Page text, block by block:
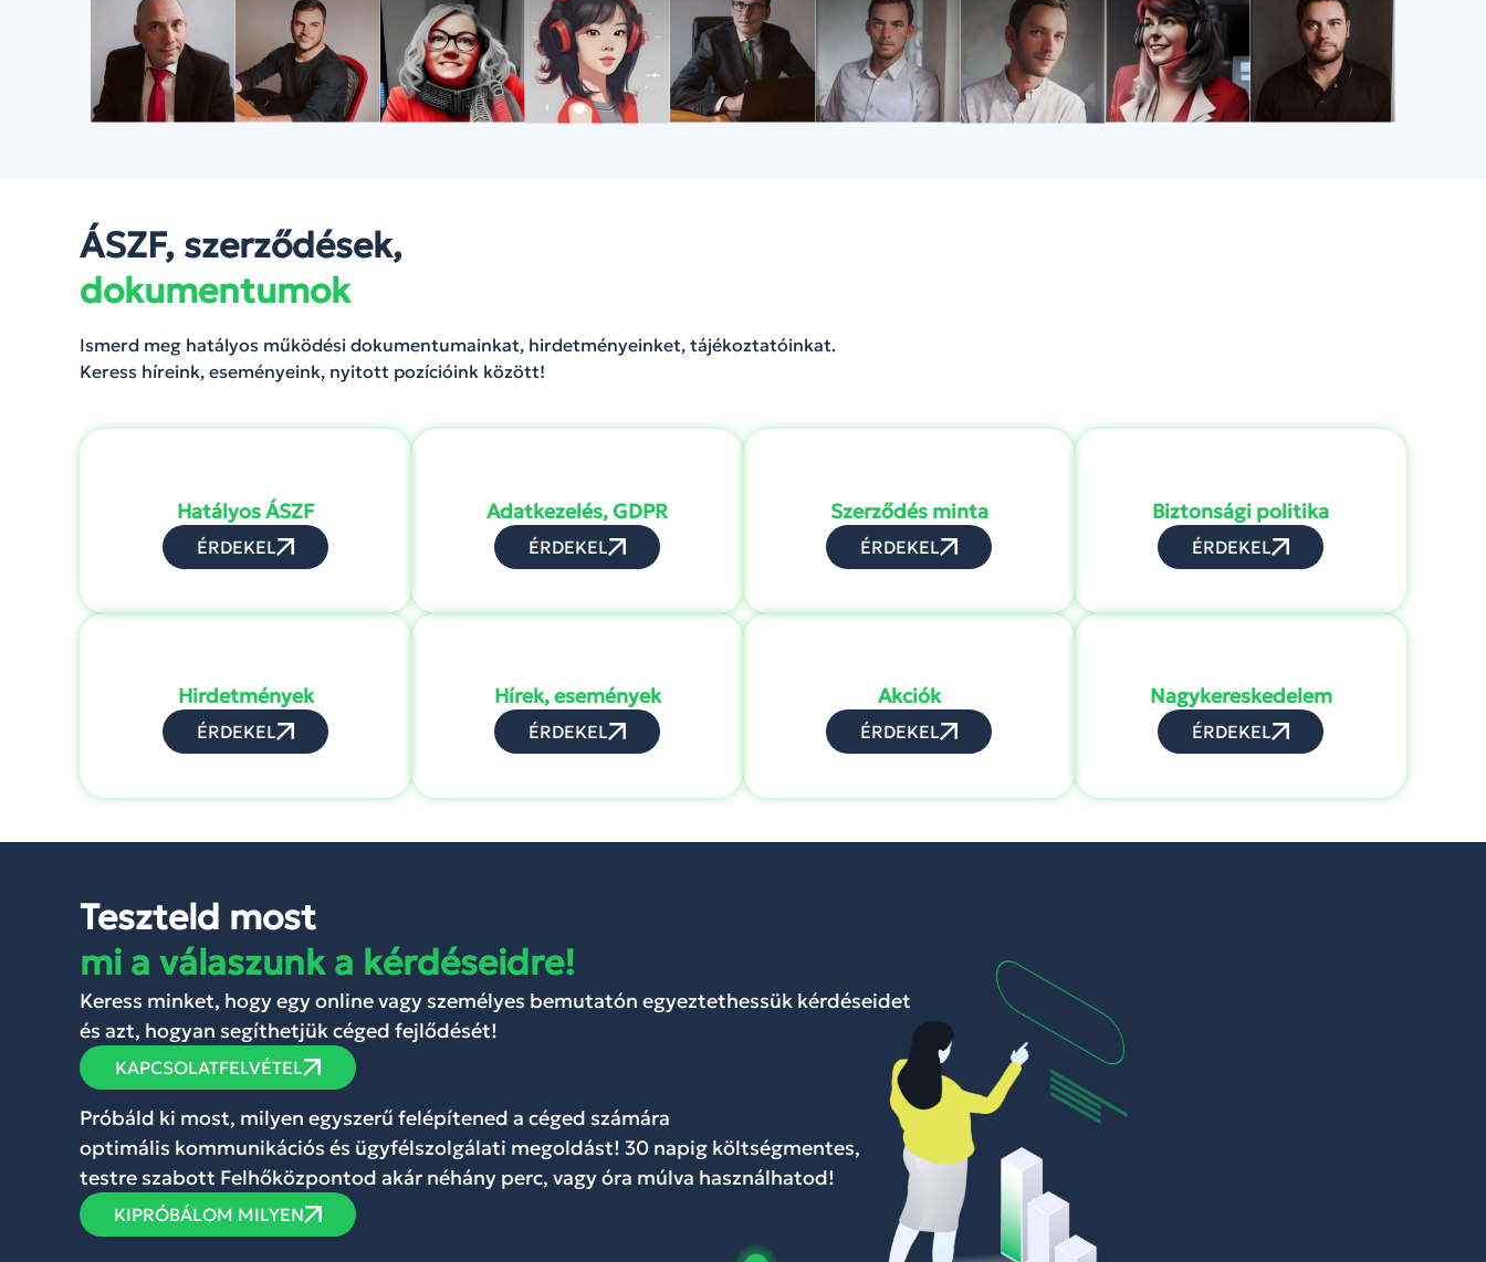
ÁSZF, szerződések,
dokumentumok
Ismerd meg hatályos működési dokumentumainkat, hirdetményeinket, tájékoztatóinkat.
Keress híreink, eseményeink, nyitott pozícióink között!
Hatályos ÁSZF
ÉRDEKEL
Adatkezelés, GDPR
ÉRDEKEL
Szerződés minta
ÉRDEKEL
Biztonsági politika
ÉRDEKEL
Hirdetmények
ÉRDEKEL
Hírek, események
ÉRDEKEL
Akciók
ÉRDEKEL
Nagykereskedelem
ÉRDEKEL
Teszteld most
mi a válaszunk a kérdéseidre!
Keress minket, hogy egy online vagy személyes bemutatón egyeztethessük kérdéseidet
és azt, hogyan segíthetjük céged fejlődését!
KAPCSOLATFELVÉTEL
Próbáld ki most, milyen egyszerű felépítened a céged számára
optimális kommunikációs és ügyfélszolgálati megoldást! 30 napig költségmentes,
testre szabott Felhőközpontod akár néhány perc, vagy óra múlva használhatod!
KIPRÓBÁLOM MILYEN